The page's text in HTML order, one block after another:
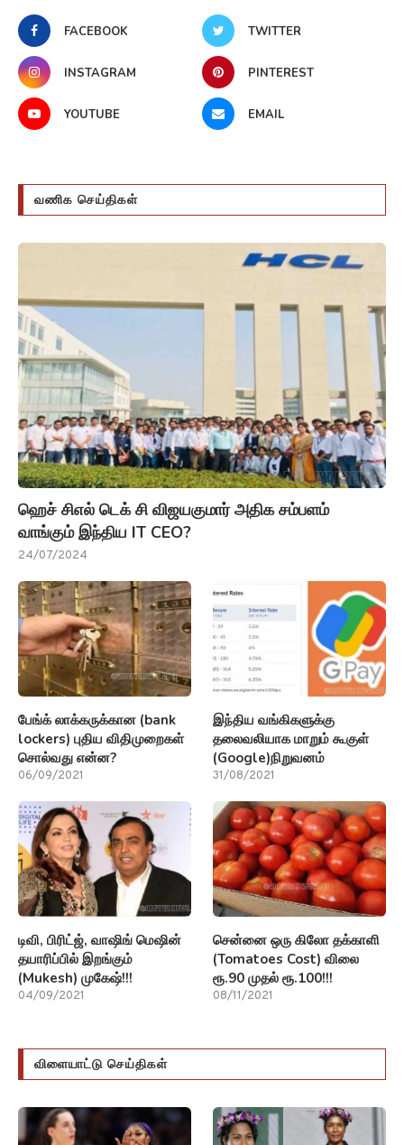
FACEBOOK TWITTER
INSTAGRAM PINTEREST
YOUTUBE EMAIL
வணிக செய்திகள்
ஹெச் சிஎல் டெக் சி விஜயகுமார் அதிக சம்பளம்
வாங்கும் இந்திய IT CEO?
24/07/2024
பேங்க் லாக்கருக்கான (bank
lockers) புதிய விதிமுறைகள்
சொல்வது என்ன?
06/09/2021
இந்திய வங்கிகளுக்கு
தலைவலியாக மாறும் கூகுள்
(Google)நிறுவனம்
31/08/2021
டிவி, பிரிட்ஜ், வாஷிங் மெஷின்
தயாரிப்பில் இறங்கும்
(Mukesh) முகேஷ்!!!
04/09/2021
சென்னை ஒரு கிலோ தக்காளி
(Tomatoes Cost) விலை
ரூ.90 முதல் ரூ.100!!!
08/11/2021
விளையாட்டு செய்திகள்